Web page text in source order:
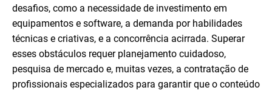
desafios, como a necessidade de investimento em
equipamentos e software, a demanda por habilidades
técnicas e criativas, e a concorrência acirrada. Superar
esses obstáculos requer planejamento cuidadoso,
pesquisa de mercado e, muitas vezes, a contratação de
profissionais especializados para garantir que o conteúdo